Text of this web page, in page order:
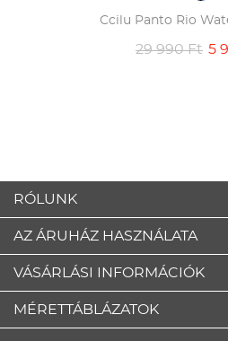
Ccilu Panto Rio
29 990 Ft 5
RÓLUNK
AZ ÁRUHÁZ HASZNÁLATA
VÁSÁRLÁSI INFORMÁCIÓK
MÉRETTÁBLÁZATOK